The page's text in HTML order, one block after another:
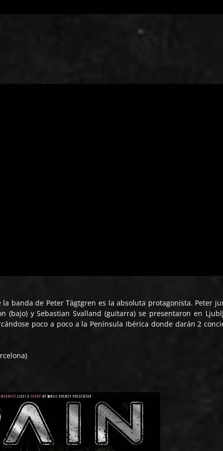
banda de Peter Tägtgren es la absoluta protagonista. Peter
(bajo) y Sebastian Svalland (guitarra) se presentaron en
poco a poco a la Península Ibérica donde darán 2